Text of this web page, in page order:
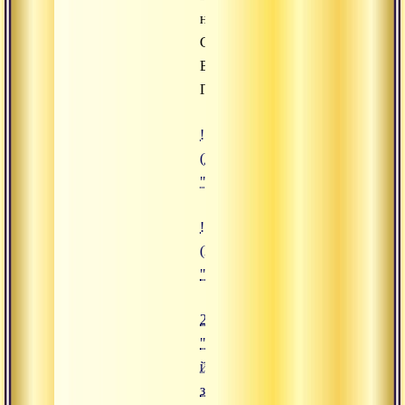
наставления
Свами
Вишнудевананда
Гири
![28.12.2024 "Гнев: разрушитель
(https://www.advayta.org/upload/
"28.12.2024 "Гнев: разрушитель
![26.12.2024 "Как йогину
(https://www.advayta.org/upload/
"26.12.2024 "Как йогину
26.12.2024
"Как
йогину
защитить